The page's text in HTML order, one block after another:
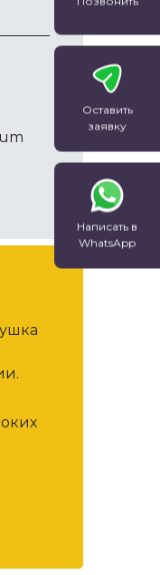
нижних …
Оставить
заявку
Написать в
WhatsApp